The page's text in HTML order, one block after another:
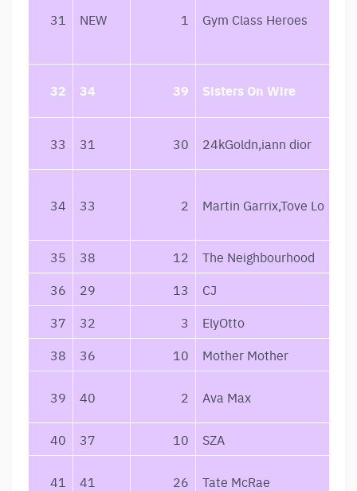
31 NEW 1 Gym Class Heroes
32 34 39 Sisters On Wire
33 31 30 24kGoldn,iann dior
34 33 2 Martin Garrix,Tove Lo
35 38 12
The Neighbourhood
36
29 13
CJ
37
32 3
ElyOtto
38
36 10 Mother Mother
39 40 2 Ava Max
40 37 10 SZA
41 41 26 Tate McRae